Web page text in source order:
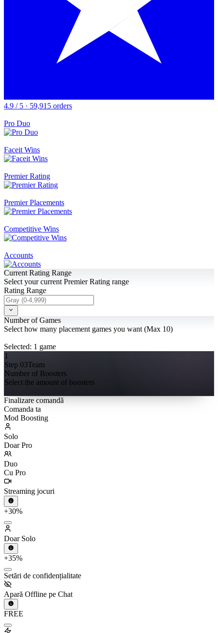
4.9 / 5 · 59,915 orders
Pro Duo
Faceit Wins
Premier Rating
Premier Placements
Competitive Wins
Accounts
Current Rating Range
Select your current Premier Rating range
Rating Range
Number of Games
Select how many placement games you want (Max 10)
Selected: 1 game
1
Step 03Team
Number of Boosters
Select the amount of boosters
Finalizare comandă
Comanda ta
Mod Boosting
Solo
Doar Pro
Duo
Cu Pro
Streaming jocuri
+30%
Doar Solo
+35%
Setări de confidențialitate
Apară Offline pe Chat
FREE